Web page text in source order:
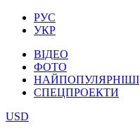
РУС
УКР
ВІДЕО
ФОТО
НАЙПОПУЛЯРНІШІ
СПЕЦПРОЕКТИ
USD